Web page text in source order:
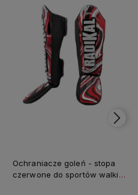
Ochraniacze goleń - stopa
czerwone do sportów walki